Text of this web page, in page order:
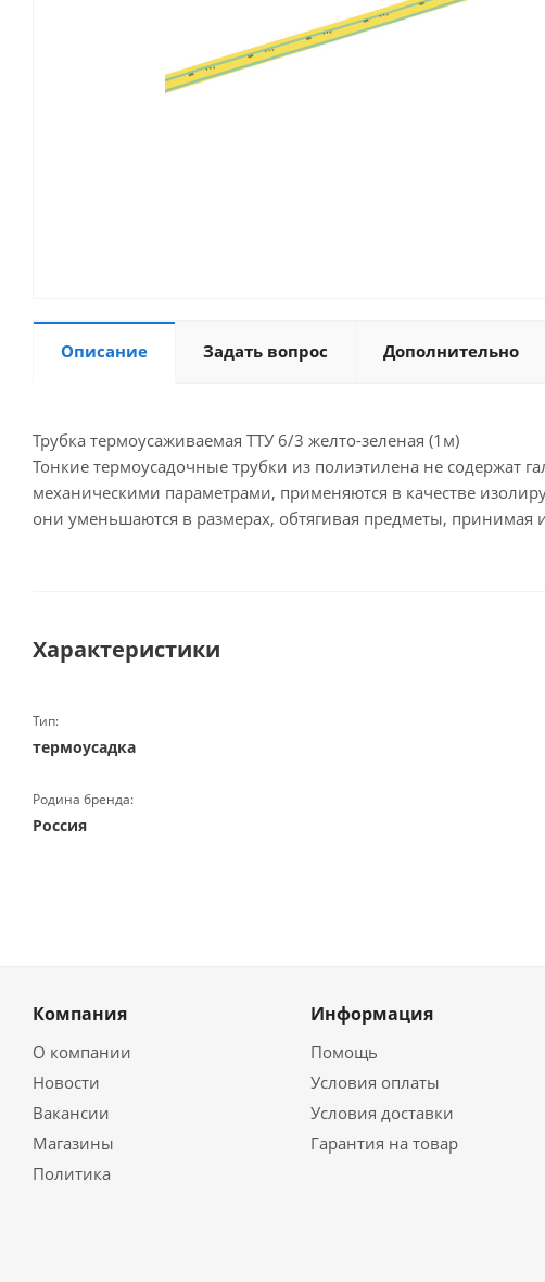
Описание Задать вопрос Дополнительно
Трубка термоусаживаемая ТТУ 6/3 желто-зеленая (1м)
Тонкие термоусадочные трубки из полиэтилена не содержат
механическими параметрами, применяются в качестве
они уменьшаются в размерах, обтягивая предметы,
Характеристики
Тип:
термоусадка
Родина бренда:
Россия
Компания
О компании
Новости
Вакансии
Магазины
Политика
Информация
Помощь
Условия оплаты
Условия доставки
Гарантия на товар